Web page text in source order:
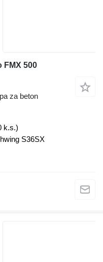
FMX 500
za beton
k.s.)
S36SX